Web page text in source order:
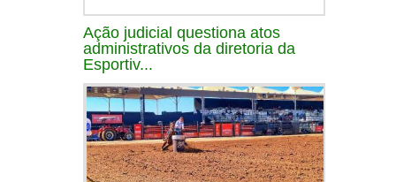
Ação judicial questiona atos
administrativos da diretoria da
Esportiv...